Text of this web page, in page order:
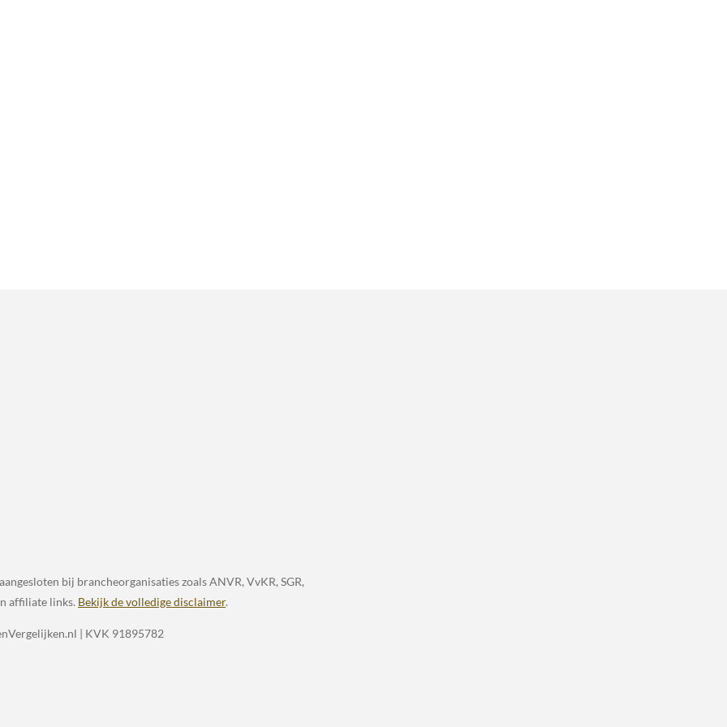
bij brancheorganisaties zoals ANVR, VvKR, SGR,
affiliate links. Bekijk de volledige disclaimer.
| KVK 91895782